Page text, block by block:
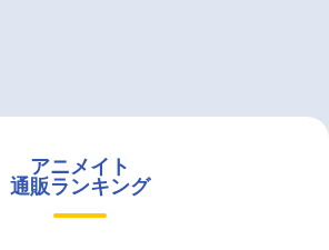
アニメイト
通販ランキング